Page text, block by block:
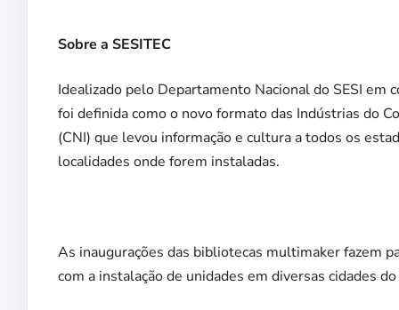
Sobre a SESITEC
Idealizado pelo Departamento Nacional do SESI em
foi definida como o novo formato das Indústrias do
(CNI) que levou informação e cultura a todos os
localidades onde forem instaladas.
As inaugurações das bibliotecas multimaker fazem
com a instalação de unidades em diversas cidades